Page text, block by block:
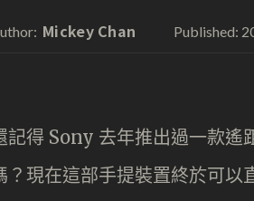
Mickey Chan Published:
記得 Sony 去年推出過一款
？現在這部手提裝置終於可